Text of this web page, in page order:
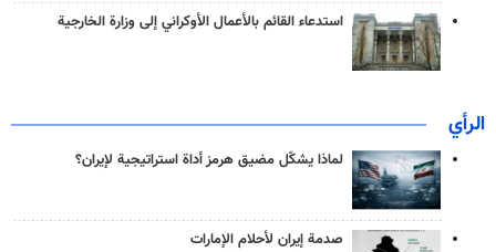
استدعاء القائم بالأعمال الأوكراني إلى وزارة الخارجية
الرأي
لماذا يشكّل مضيق هرمز أداة استراتيجية لإيران؟
صدمة إيران لأحلام الإمارات